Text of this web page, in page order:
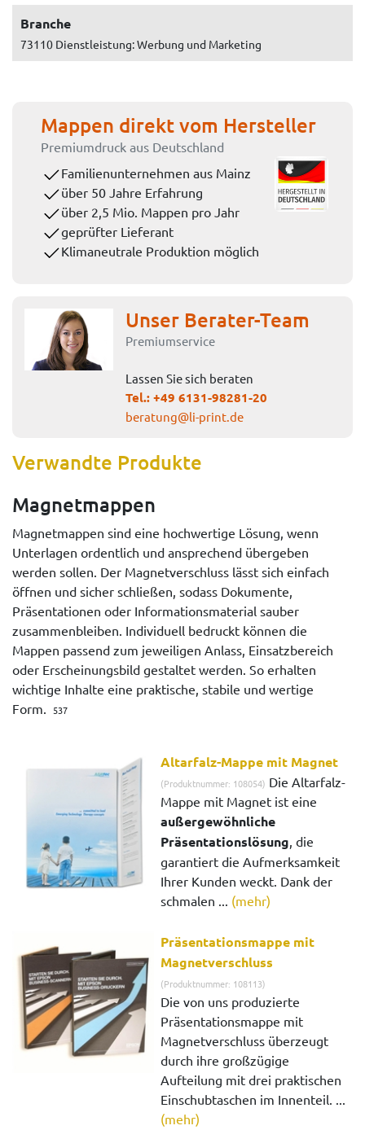
Branche
73110 Dienstleistung: Werbung und Marketing
Mappen direkt vom Hersteller
Premiumdruck aus Deutschland
Familienunternehmen aus Mainz
über 50 Jahre Erfahrung
über 2,5 Mio. Mappen pro Jahr
geprüfter Lieferant
Klimaneutrale Produktion möglich
Unser Berater-Team
Premiumservice
Lassen Sie sich beraten
Tel.:+49 6131-98281-20
beratung@li-print.de
Verwandte Produkte
Magnetmappen
Magnetmappen sind eine hochwertige Lösung, wenn
Unterlagen ordentlich und ansprechend übergeben
werden sollen. Der Magnetverschluss lässt sich einfach
öffnen und sicher schließen, sodass Dokumente,
Präsentationen oder Informationsmaterial sauber
zusammenbleiben. Individuell bedruckt können die
Mappen passend zum jeweiligen Anlass, Einsatzbereich
oder Erscheinungsbild gestaltet werden. So erhalten
wichtige Inhalte eine praktische, stabile und wertige
Form.
537
Altarfalz-Mappe mit Magnet
(Produktnummer: 108054) Die Altarfalz-
Mappe mit Magnet ist eine
außergewöhnliche
Präsentationslösung, die
garantiert die Aufmerksamkeit
Ihrer Kunden weckt. Dank der
schmalen ... (mehr)
Präsentationsmappe mit
Magnetverschluss
(Produktnummer: 108113)
Die von uns produzierte
Präsentationsmappe mit
Magnetverschluss überzeugt
durch ihre großzügige
Aufteilung mit drei praktischen
Einschubtaschen im Innenteil. ...
(mehr)